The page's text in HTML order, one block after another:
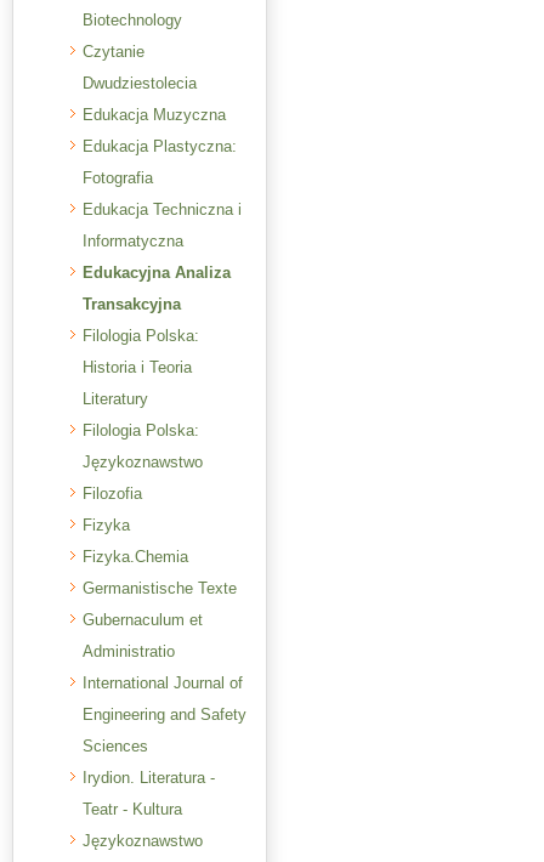
Biotechnology
Czytanie
Dwudziestolecia
Edukacja Muzyczna
Edukacja Plastyczna:
Fotografia
Edukacja Techniczna i
Informatyczna
Edukacyjna Analiza
Transakcyjna
Filologia Polska:
Historia i Teoria
Literatury
Filologia Polska:
Językoznawstwo
Filozofia
Fizyka
Fizyka.Chemia
Germanistische Texte
Gubernaculum et
Administratio
International Journal of
Engineering and Safety
Sciences
Irydion. Literatura -
Teatr - Kultura
Językoznawstwo